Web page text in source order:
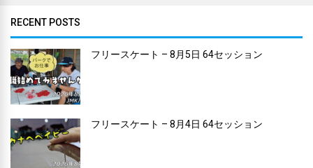
RECENT POSTS
フリースケート – 8月5日 64セッション
フリースケート – 8月4日 64セッション